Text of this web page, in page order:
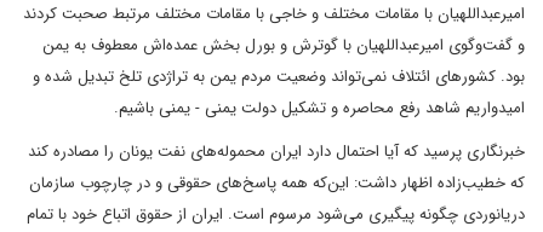
امیرعبداللهیان با مقامات مختلف و خاجی با مقامات مختلف مرتبط صحبت کردند
و گفت‌وگوی امیرعبداللهیان با گوترش و بورل بخش عمده‌اش معطوف به یمن
بود. کشورهای ائتلاف نمی‌تواند وضعیت مردم یمن به تراژدی تلخ تبدیل شده و
امیدواریم شاهد رفع محاصره و تشکیل دولت یمنی - یمنی باشیم.
خبرنگاری پرسید که آیا احتمال دارد ایران محموله‌های نفت یونان را مصادره کند
که خطیب‌زاده اظهار داشت: این‌که همه پاسخ‌های حقوقی و در چارچوب سازمان
دریانوردی چگونه پیگیری می‌شود مرسوم است. ایران از حقوق اتباع خود با تمام